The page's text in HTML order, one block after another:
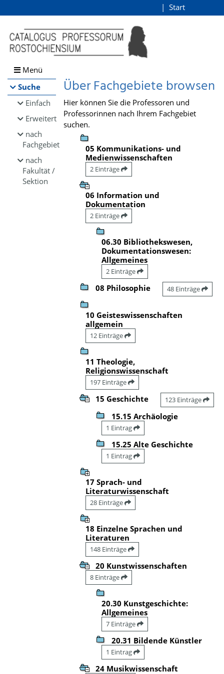
Browsen
direkt zum Inhalt
Start
Menü
Suche
Einfach
Erweitert
nach
Fachgebiet
nach
Fakultät /
Sektion
Über Fachgebiete browsen
Hier können Sie die Professoren und
Professorinnen nach Ihrem Fachgebiet
suchen.
05 Kommunikations- und
Medienwissenschaften
2 Einträge
06 Information und
Dokumentation
2 Einträge
06.30 Bibliothekswesen,
Dokumentationswesen:
Allgemeines
2 Einträge
08 Philosophie 48 Einträge
10 Geisteswissenschaften
allgemein
12 Einträge
11 Theologie,
Religionswissenschaft
197 Einträge
15 Geschichte 123 Einträge
15.15 Archäologie
1 Eintrag
15.25 Alte Geschichte
1 Eintrag
17 Sprach- und
Literaturwissenschaft
28 Einträge
18 Einzelne Sprachen und
Literaturen
148 Einträge
20 Kunstwissenschaften
8 Einträge
20.30 Kunstgeschichte:
Allgemeines
7 Einträge
20.31 Bildende Künstler
1 Eintrag
24 Musikwissenschaft